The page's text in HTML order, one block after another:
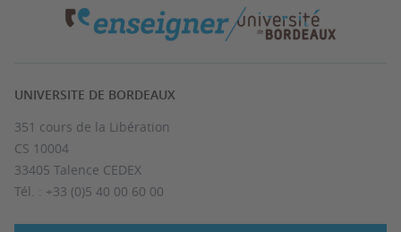
UNIVERSITE DE BORDEAUX
351 cours de la Libération
CS 10004
33405 Talence CEDEX
Tél. : +33 (0)5 40 00 60 00